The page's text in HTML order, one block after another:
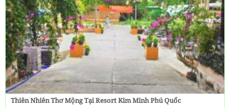
Thiên Nhiên Thơ Mộng Tại Resort Kim Minh Phú Quốc